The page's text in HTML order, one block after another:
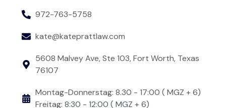
972-763-5758
kate@kateprattlaw.com
5608 Malvey Ave, Ste 103, Fort Worth, Texas
76107
Montag-Donnerstag: 8.30 - 17:00 ( MGZ + 6)
Freitag: 8:30 - 12:00 ( MGZ + 6)